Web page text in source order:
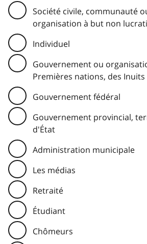
Société civile, communauté
organisation à but non
Individuel
Gouvernement ou
Premières nations, des
Gouvernement fédéral
Gouvernement provincial,
d'État
Administration municipale
Les médias
Retraité
Étudiant
Chômeurs